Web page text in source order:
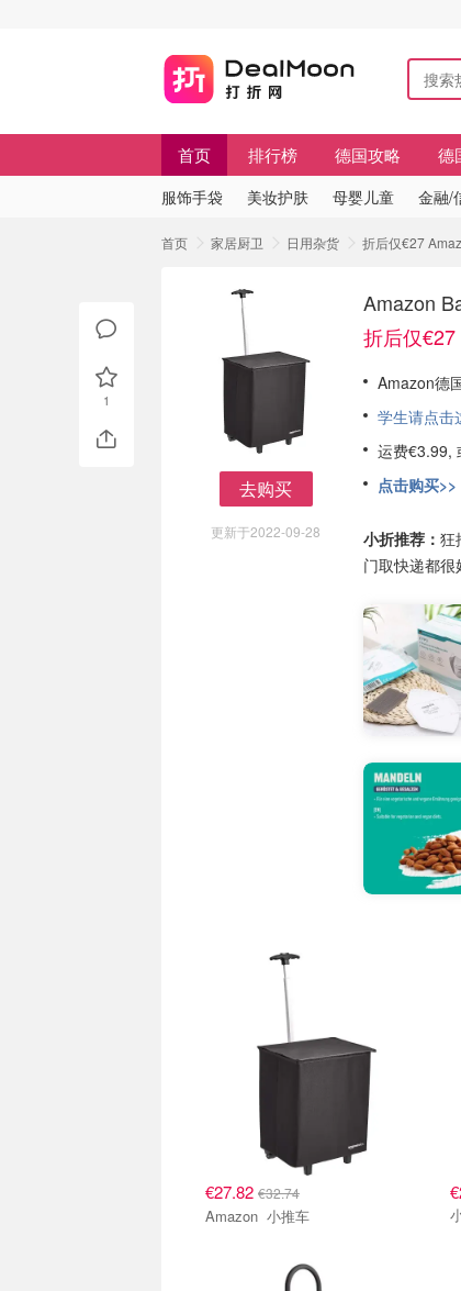
首页 排行榜 德国攻略 德
服饰手袋 美妆护肤 母婴儿童 金融/
首页 家居厨卫 日用杂货 折后仅€27
去购买
更新于2022-09-28
Amazon
折后仅€27
Amazon德
学生请点击
运费€3.99,
点击购买>>
小折推荐： 狂
门取快递都很
€27.82 €32.74
Amazon 小推车
1